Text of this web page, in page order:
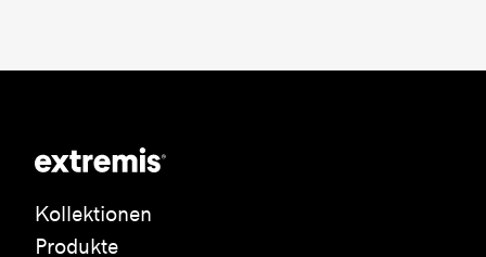
Kollektionen
Produkte